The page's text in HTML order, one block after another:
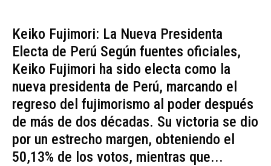
Keiko Fujimori: La Nueva Presidenta
Electa de Perú Según fuentes oficiales,
Keiko Fujimori ha sido electa como la
nueva presidenta de Perú, marcando el
regreso del fujimorismo al poder después
de más de dos décadas. Su victoria se dio
por un estrecho margen, obteniendo el
50,13% de los votos, mientras que...